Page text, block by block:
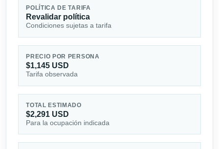
POLÍTICA DE TARIFA
Revalidar política
Condiciones sujetas a tarifa
PRECIO POR PERSONA
$1,145 USD
Tarifa observada
TOTAL ESTIMADO
$2,291 USD
Para la ocupación indicada